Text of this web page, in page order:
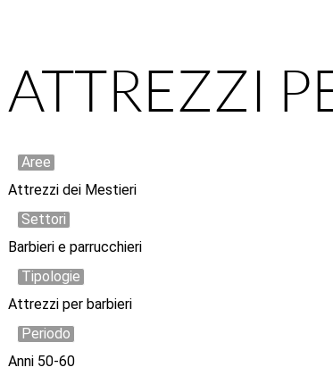
ATTREZZI
Aree
Attrezzi dei Mestieri
Settori
Barbieri e parrucchieri
Tipologie
Attrezzi per barbieri
Periodo
Anni 50-60